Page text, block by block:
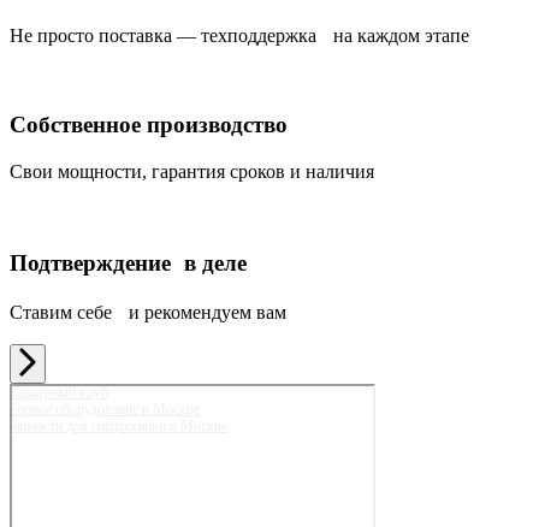
Не просто поставка — техподдержка на каждом этапе
Собственное производство
Свои мощности, гарантия сроков и наличия
Подтверждение в деле
Ставим себе и рекомендуем вам